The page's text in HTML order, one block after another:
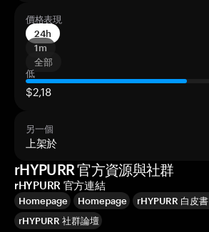
價格表現
24h
1m
全部
低
$2,18
另一個
上架於
rHYPURR 官方資源與社群
rHYPURR 官方連結
Homepage Homepage
rHYPURR 白皮書
rHYPURR 社群論壇